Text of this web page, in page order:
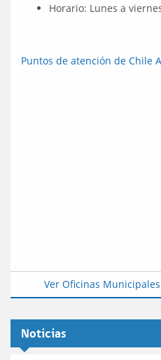
Horario: Lunes a
Puntos de atención de Chile
Ver Oficinas
Noticias